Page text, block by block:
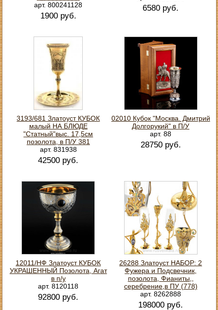
арт. 800241128
1900 руб.
6580 руб.
3193/681 Златоуст КУБОК
малый НА БЛЮДЕ
"Статный"выс. 17,5см
позолота, в П/У 381
арт. 831938
42500 руб.
02010 Кубок "Москва. Дмитрий
Долгорукий" в П/У
арт. 88
28750 руб.
12011/НФ Златоуст КУБОК
УКРАШЕННЫЙ Позолота, Агат
в п/у
арт. 8120118
92800 руб.
26288 Златоуст НАБОР: 2
Фужера и Подсвечник,
позолота, Фианиты,,
серебрение,в ПУ (778)
арт. 8262888
198000 руб.